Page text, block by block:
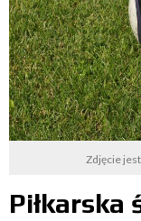
Zdjęcie
Piłkarska